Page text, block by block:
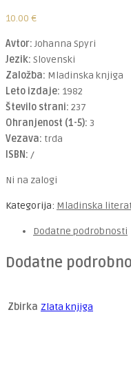
10.00 €
Avtor:Johanna Spyri
Jezik: Slovenski
Založba: Mladinska knjiga
Leto izdaje: 1982
Število strani: 237
Ohranjenost (1-5): 3
Vezava: trda
ISBN: /
Ni na zalogi
Kategorija: Mladinska
Dodatne podrobnosti
Dodatne
Zbirka Zlata knjiga